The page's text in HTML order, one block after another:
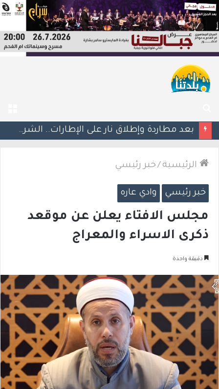
عن
بعد مطاردة وإطلاق نار على الإطارات.. الشرطة تعتقل مشتبهين بسلسلة اقتحامات في غوش دان
الرئيسية /خبر رئيسي
خبر رئيسي وادي عاره
مجلس الافتاء يعلن عن موقعد
ذكرى الاسراء والمعراج
دقيقة واحدة